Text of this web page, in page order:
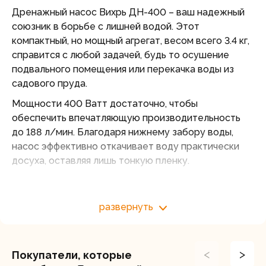
Дренажный насос Вихрь ДН-400 – ваш надежный
союзник в борьбе с лишней водой. Этот
компактный, но мощный агрегат, весом всего 3.4 кг,
справится с любой задачей, будь то осушение
подвального помещения или перекачка воды из
садового пруда.
Мощности 400 Ватт достаточно, чтобы
обеспечить впечатляющую производительность
до 188 л/мин. Благодаря нижнему забору воды,
насос эффективно откачивает воду практически
досуха, оставляя лишь тонкую пленку.
емкости, расположенные на возвышенности,
обеспечивает быстрый и беспрепятственный
развернуть
Покупатели, которые
< >